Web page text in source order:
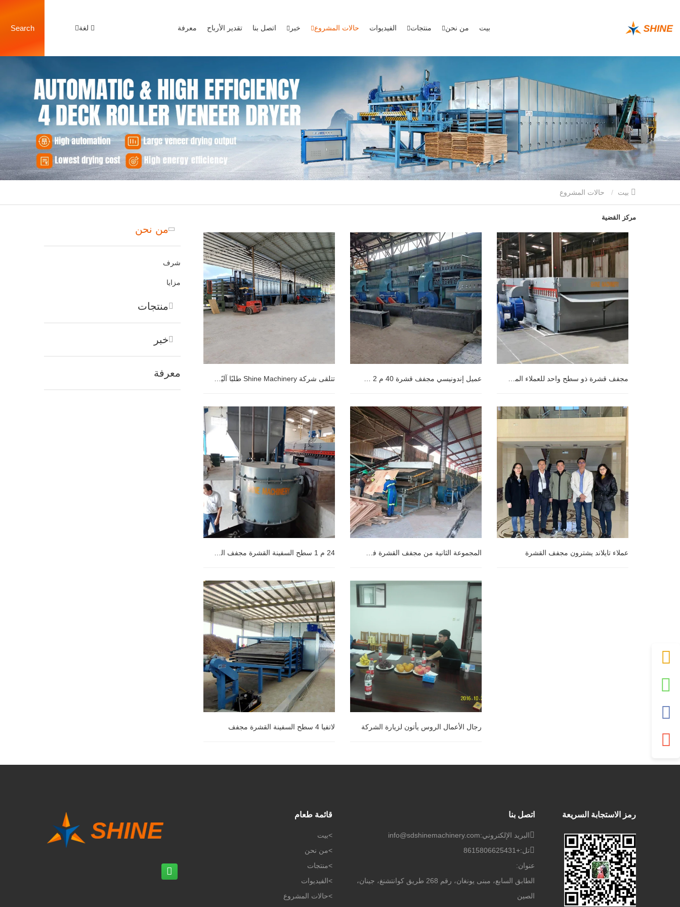
بيت من نحن منتجات الفيديوات حالات المشروع خبر اتصل بنا تقدير الأرباح معرفة لغة Search
من نحن
شرف
مزايا
منتجات
خبر
معرفة
مركز القضية
تتلقى شركة Shine Machinery طلبًا آليًا
بالكامل إلى رومانيا.
عميل إندونيسي مجفف قشرة 40 م 2
سطح
مجفف قشرة ذو سطح واحد للعملاء
الماليزيين
24 م 1 سطح السفينة القشرة مجفف الطلب
من قبل العملاء البرازيليين
المجموعة الثانية من مجفف القشرة في
زيمبابوي
عملاء تايلاند يشترون مجفف القشرة
لاتفيا 4 سطح السفينة القشرة مجفف رجال الأعمال الروس يأتون لزيارة الشركة
قائمة طعام
>بيت
>من نحن
>منتجات
>الفيديوات
>حالات المشروع
اتصل بنا
البريد الإلكتروني:info@sdshinemachinery.com
تل:+8615806625431
عنوان:
الطابق السابع، مبنى يونغان، رقم 268 طريق كوانتشنغ، جينان،
الصين
رمز الاستجابة السريعة